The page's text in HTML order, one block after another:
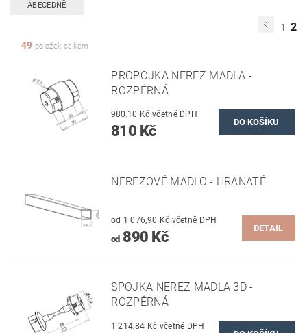
ABECEDNĚ
1 2
49 položek celkem
PROPOJKA NEREZ MADLA -
ROZPĚRNÁ
980,10 Kč včetně DPH
810 Kč
NEREZOVÉ MADLO - HRANATÉ
od 1 076,90 Kč včetně DPH
od890 Kč
DETAIL
SPOJKA NEREZ MADLA 3D -
ROZPĚRNÁ
1 214,84 Kč včetně DPH